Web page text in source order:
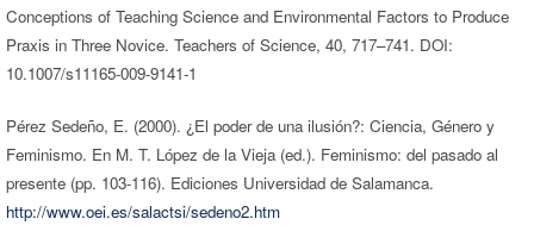
Conceptions of Teaching Science and Environmental Factors to Produce
Praxis in Three Novice. Teachers of Science, 40, 717–741. DOI:
10.1007/s11165-009-9141-1
Pérez Sedeño, E. (2000). ¿El poder de una ilusión?: Ciencia, Género y
Feminismo. En M. T. López de la Vieja (ed.). Feminismo: del pasado al
presente (pp. 103-116). Ediciones Universidad de Salamanca.
http://www.oei.es/salactsi/sedeno2.htm